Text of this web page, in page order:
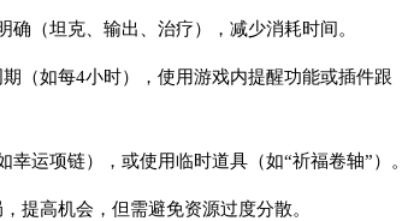
（坦克、输出、治疗），减少消耗时间。
（如每4小时），使用游戏内提醒功能或插件跟
运项链），或使用临时道具（如“祈福卷轴”）。
提高机会，但需避免资源过度分散。